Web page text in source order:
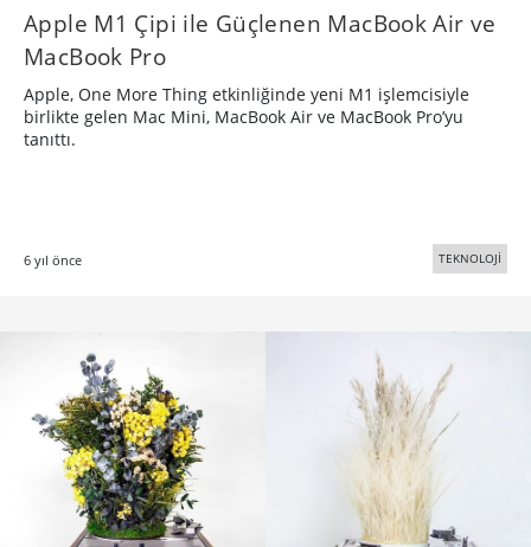
Apple M1 Çipi ile Güçlenen MacBook Air ve
MacBook Pro
Apple, One More Thing etkinliğinde yeni M1 işlemcisiyle
birlikte gelen Mac Mini, MacBook Air ve MacBook Pro’yu
tanıttı.
6 yıl önce TEKNOLOJİ